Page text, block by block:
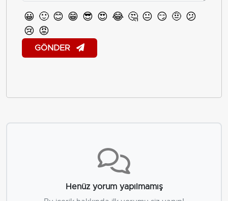
😀 🙂 😊 😁 😎 😍 😂 🤔 😐 😏 🤨 😕
😢 😡
GÖNDER
Henüz yorum yapılmamış